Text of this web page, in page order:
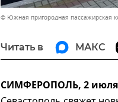
© Южная пригородная пассажирская
Читать в МАКС
СИМФЕРОПОЛЬ, 2